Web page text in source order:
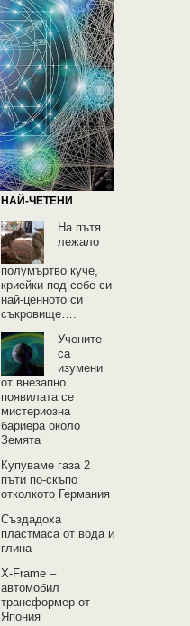
НАЙ-ЧЕТЕНИ
На пътя
лежало
полумъртво куче,
криейки под себе си
най-ценното си
съкровище….
Учените
са
изумени
от внезапно
появилата се
мистериозна
бариера около
Земята
Купуваме газа 2
пъти по-скъпо
отколкото Германия
Създадоха
пластмаса от вода и
глина
X-Frame –
автомобил
трансформер от
Япония